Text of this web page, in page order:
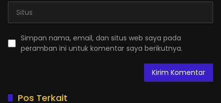
Simpan nama, email, dan situs web saya pada
peramban ini untuk komentar saya berikutnya.
Pos Terkait